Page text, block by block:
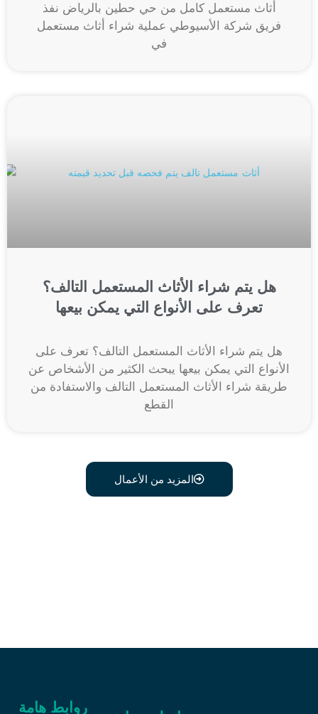
أثاث مستعمل كامل من حي حطين بالرياض نفذ
فريق شركة الأسيوطي عملية شراء أثاث مستعمل
في
هل يتم شراء الأثاث المستعمل التالف؟
تعرف على الأنواع التي يمكن بيعها
هل يتم شراء الأثاث المستعمل التالف؟ تعرف على
الأنواع التي يمكن بيعها يبحث الكثير من الأشخاص عن
طريقة شراء الأثاث المستعمل التالف والاستفادة من
القطع
المزيد من الأعمال
روابط هامة